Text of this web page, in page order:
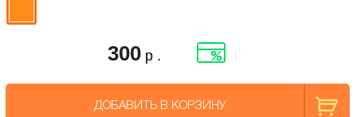
300 р .
ДОБАВИТЬ В КОРЗИНУ